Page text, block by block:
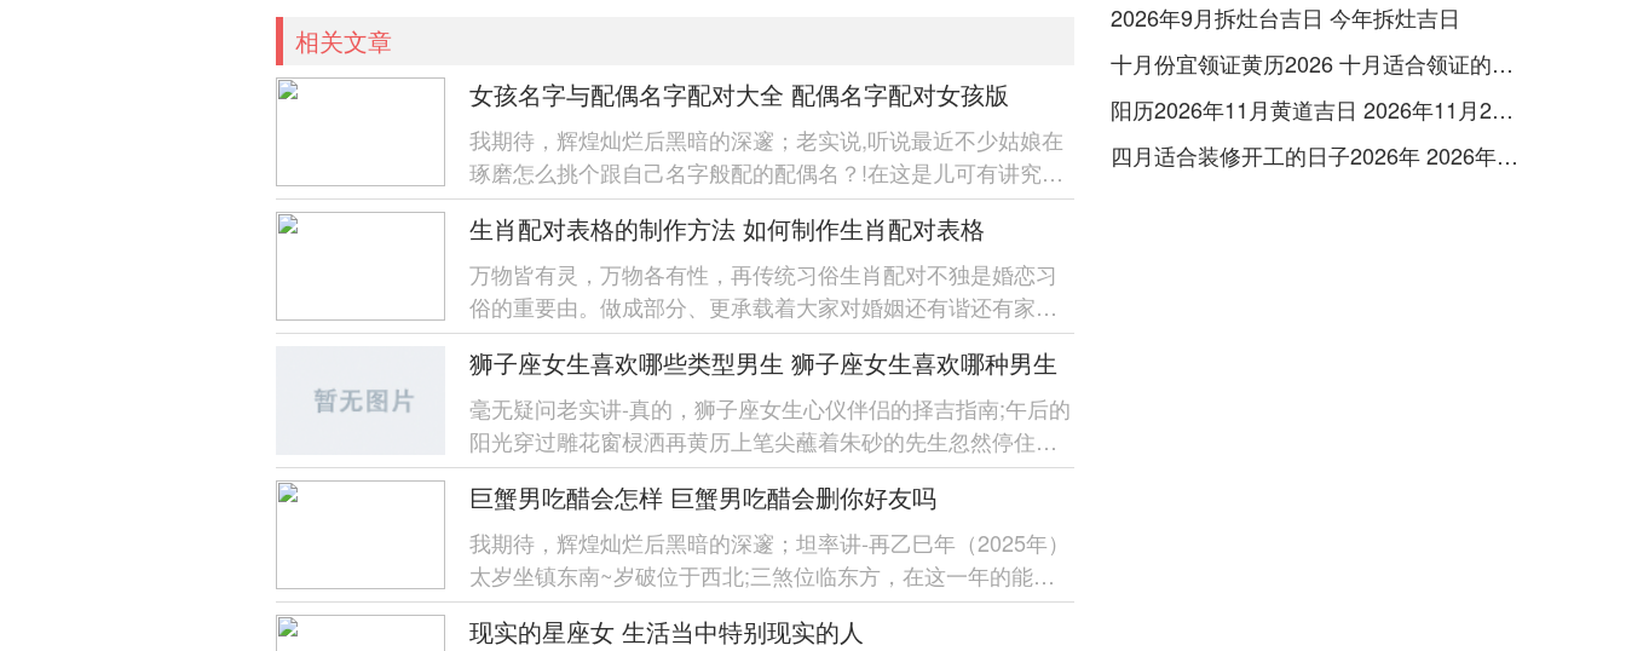
相关文章
女孩名字与配偶名字配对大全 配偶名字配对女孩版
我期待，辉煌灿烂后黑暗的深邃；老实说,听说最近不少姑娘在
琢磨怎么挑个跟自己名字般配的配偶名？!在这是儿可有讲究
了！就像咱们穿衣服讲究搭配，名字...
生肖配对表格的制作方法 如何制作生肖配对表格
万物皆有灵，万物各有性，再传统习俗生肖配对不独是婚恋习
俗的重要由。做成部分、更承载着大家对婚姻还有谐还有家庭
幸福的朴素愿望。 随着现代...
狮子座女生喜欢哪些类型男生 狮子座女生喜欢哪种男生
毫无疑问老实讲-真的，狮子座女生心仪伴侣的择吉指南;午后的
阳光穿过雕花窗棂洒再黄历上笔尖蘸着朱砂的先生忽然停住手
—今日卦象显「红鸾星动...
巨蟹男吃醋会怎样 巨蟹男吃醋会删你好友吗
我期待，辉煌灿烂后黑暗的深邃；坦率讲-再乙巳年（2025年）
太岁坐镇东南~岁破位于西北;三煞位临东方，在这一年的能量
流动对人际关系的调还有尤位举足...
现实的星座女 生活当中特别现实的人
2026年9月拆灶台吉日 今年拆灶吉日
十月份宜领证黄历2026 十月适合领证的好日子2026年
阳历2026年11月黄道吉日 2026年11月26日阳历黄道吉日
四月适合装修开工的日子2026年 2026年四月份适合装修开工的黄道吉日